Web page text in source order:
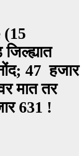
47 हजार
मात तर
631 !